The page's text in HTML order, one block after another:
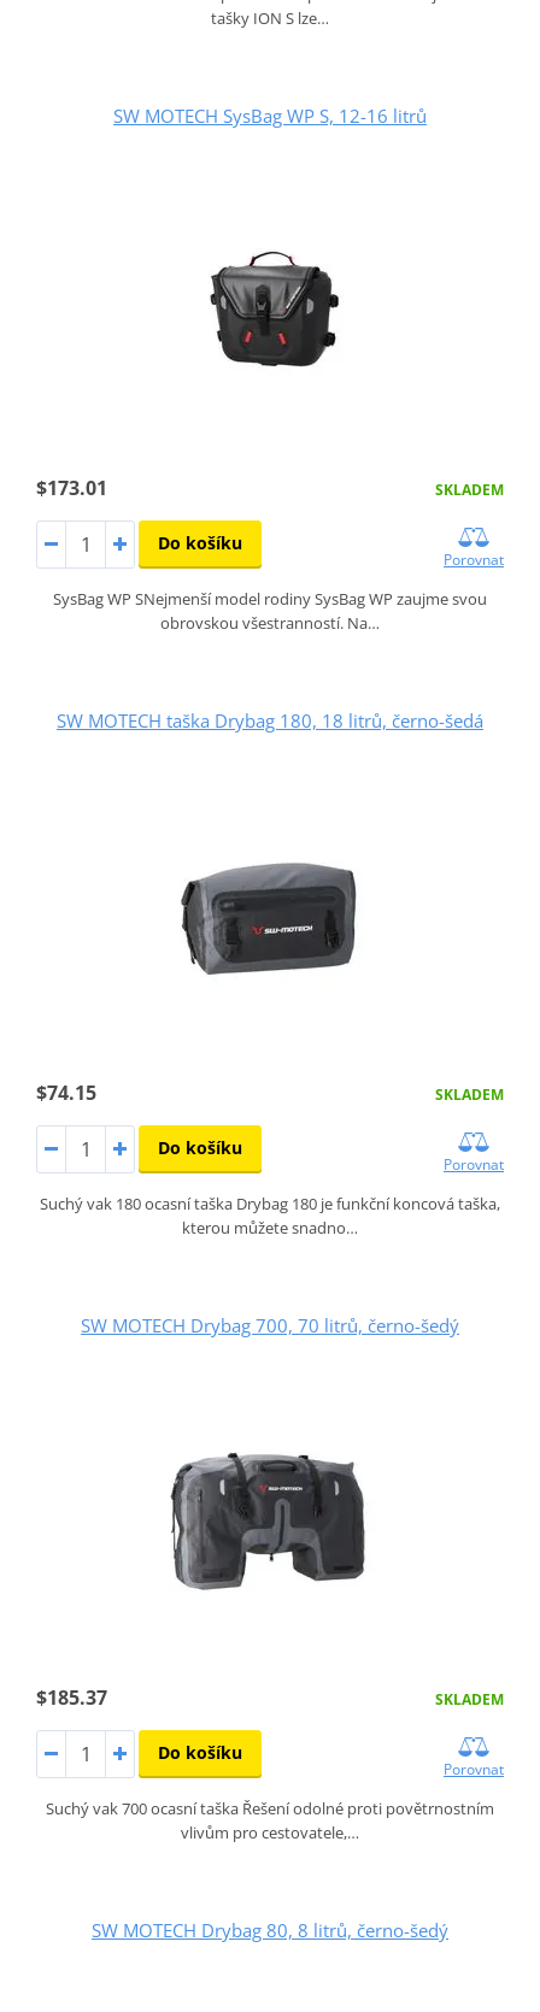
tašky ION S lze…
SW MOTECH SysBag WP S, 12-16 litrů
$173.01 SKLADEM
Do košíku
Porovnat
SysBag WP SNejmenší model rodiny SysBag WP zaujme svou
obrovskou všestranností. Na…
SW MOTECH taška Drybag 180, 18 litrů, černo-šedá
$74.15 SKLADEM
Do košíku
Porovnat
Suchý vak 180 ocasní taška Drybag 180 je funkční koncová taška,
kterou můžete snadno…
SW MOTECH Drybag 700, 70 litrů, černo-šedý
$185.37 SKLADEM
Do košíku
Porovnat
Suchý vak 700 ocasní taška Řešení odolné proti povětrnostním
vlivům pro cestovatele,…
SW MOTECH Drybag 80, 8 litrů, černo-šedý